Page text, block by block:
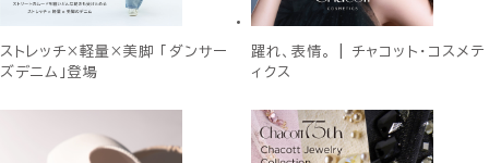
ストレッチ×軽量×美脚 「ダンサー
ズデニム」登場
躍れ、表情。 | チャコット・コスメテ
ィクス